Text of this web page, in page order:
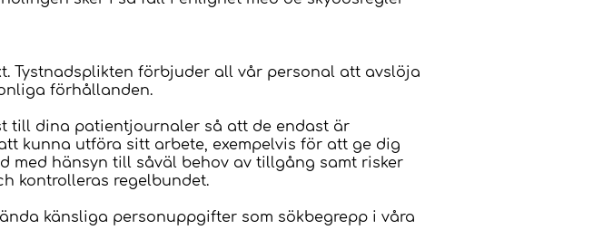
Tystnadsplikten förbjuder all vår personal att avslöja
förhållanden.
till dina patientjournaler så att de endast är
kunna utföra sitt arbete, exempelvis för att ge dig
med hänsyn till såväl behov av tillgång samt risker
kontrolleras regelbundet.
känsliga personuppgifter som sökbegrepp i våra